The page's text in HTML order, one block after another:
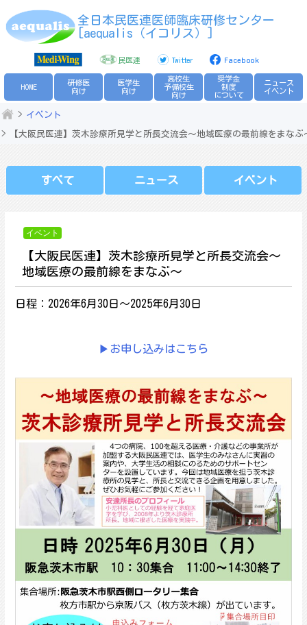
to
全日本民医連医師臨床研修センター
[aequalis（イコリス）]
民医連 Twitter Facebook
HOME
研修医
向け
医学生
向け
高校生
予備校生
向け
奨学金
制度
について
ニュース
イベント
イベント
【大阪民医連】茨木診療所見学と所長交流会～地域医療の最前線をまなぶ
すべて ニュース イベント
イベント
【大阪民医連】茨木診療所見学と所長交流会～
地域医療の最前線をまなぶ～
日程：2026年6月30日～2025年6月30日
▶お申し込みはこちら